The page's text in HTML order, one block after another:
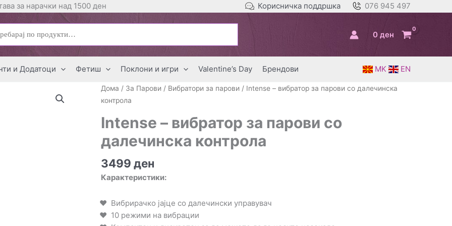
за нарачки над 1500 ден Корисничка поддршка 076 945 497
0 ден
и Додатоци Фетиш Поклони и игри Valentine’s Day Брендови MK EN
Дома / За Парови / Вибратори за парови / Intense – вибратор за парови со далечинска
контрола
Intense – вибратор за парови со
далечинска контрола
3499 ден
Карактеристики:
Вибрирачко јајце со далечински управувач
10 режими на вибрации